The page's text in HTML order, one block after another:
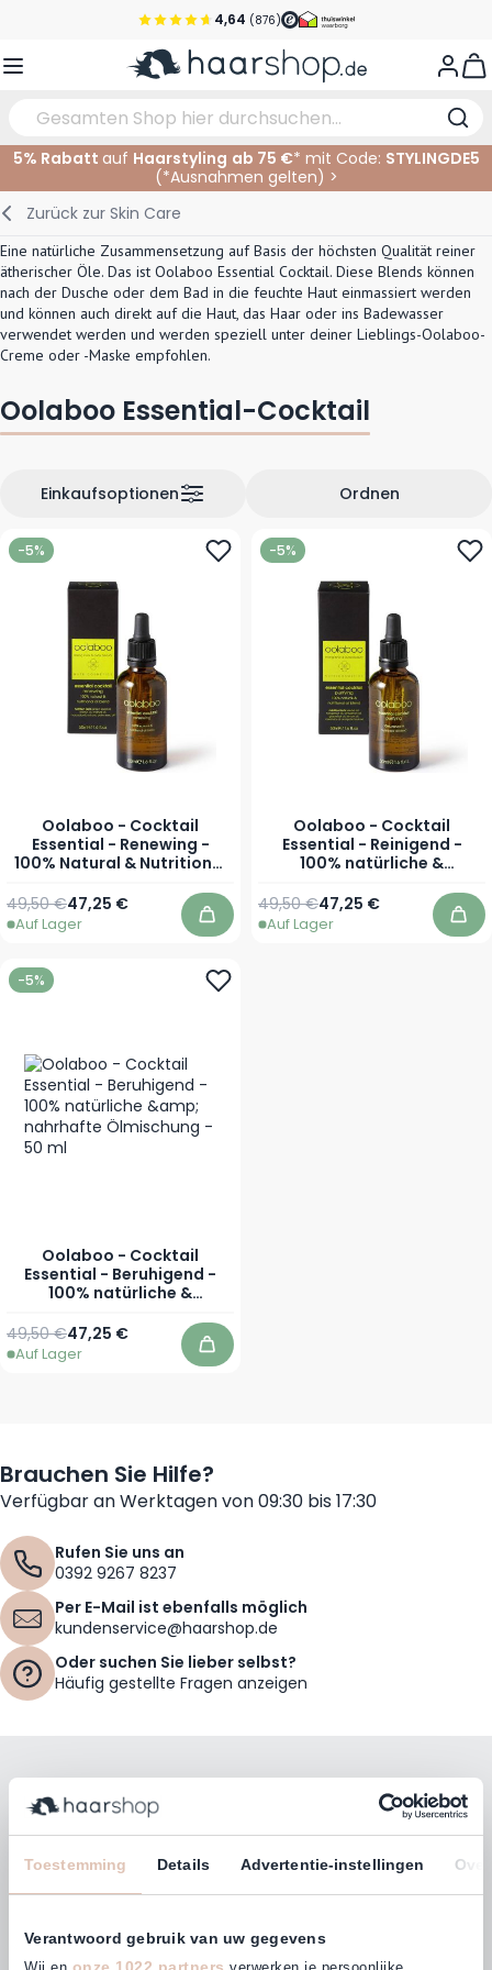
Toestemming Details Advertentie-instellingen Over
Verantwoord gebruik van uw gegevens
Zum Inhalt springen 4,64 (876)
Vor 22 Uhr bestellt, noch heute versendet!*
Haarpflege
Styling
Haarfarbe
Gesichtspflege
Körperpflege
Bräunungsprodukte
Augenpflege
Augenbrauen
Augen
Lippen
Zubehör
Nagelprodukte
Nagel Zubehör
Haarprodukte
Rasierprodukte
Bartpflege
Elektrisch
Rasieren
Schneidzubehör
Im Salon
Schneiden
Haarfarbe
Dauernwelle
5% Rabatt auf Haarstyling ab 75 €* mit Code: STYLINGDE5
(*Ausnahmen gelten) >
Zurück zur Skin Care
Eine natürliche Zusammensetzung auf Basis der höchsten Qualität reiner
ätherischer Öle. Das ist Oolaboo Essential Cocktail. Diese Blends können
nach der Dusche oder dem Bad in die feuchte Haut einmassiert werden
und können auch direkt auf die Haut, das Haar oder ins Badewasser
verwendet werden und werden speziell unter deiner Lieblings-Oolaboo-
Creme oder -Maske empfohlen.
Oolaboo Essential-Cocktail
Ordnen
Einkaufsoptionen
-5%
Oolaboo - Cocktail
Essential - Renewing -
100% Natural & Nutritional
Sonderpreis
47,25 €
Regulärer Preis
49,50 €
Auf Lager In den Warenkorb
-5%
Oolaboo - Cocktail
Essential - Reinigend -
100% natürliche &
ml
Sonderpreis
47,25 €
Regulärer Preis
49,50 €
Auf Lager In
-5%
Oolaboo - Cocktail
Essential - Beruhigend -
100% natürliche &
ml
Sonderpreis
47,25 €
Regulärer Preis
49,50 €
Auf Lager In den Warenkorb
Brauchen Sie Hilfe?
Verfügbar an Werktagen von 09:30 bis 17:30
Rufen Sie uns an
0392 9267 8237
Per E-Mail ist ebenfalls möglich
kundenservice@haarshop.de
Oder suchen Sie lieber selbst?
Häufig gestellte Fragen anzeigen
Bleiben Sie mit unserem Newsletter auf dem
Laufenden!
E-Mailadresse
Abonnieren